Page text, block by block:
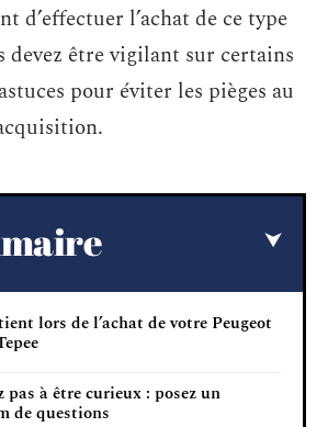
d’effectuer l’achat de ce type
devez être vigilant sur certains
pour éviter les pièges au
lors de l’achat de votre Peugeot
pas à être curieux : posez un
de questions